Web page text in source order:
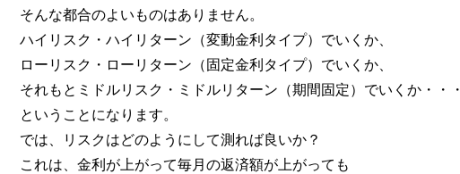
そんな都合のよいものはありません。
ハイリスク・ハイリターン（変動金利タイプ）でいくか、
ローリスク・ローリターン（固定金利タイプ）でいくか、
それもとミドルリスク・ミドルリターン（期間固定）でいくか・・・
ということになります。
では、リスクはどのようにして測れば良いか？
これは、金利が上がって毎月の返済額が上がっても